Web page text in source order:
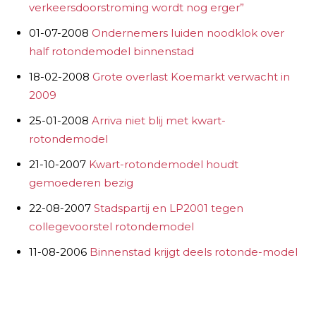
verkeersdoorstroming wordt nog erger”
01-07-2008 Ondernemers luiden noodklok over
half rotondemodel binnenstad
18-02-2008 Grote overlast Koemarkt verwacht in
2009
25-01-2008 Arriva niet blij met kwart-
rotondemodel
21-10-2007 Kwart-rotondemodel houdt
gemoederen bezig
22-08-2007 Stadspartij en LP2001 tegen
collegevoorstel rotondemodel
11-08-2006 Binnenstad krijgt deels rotonde-model